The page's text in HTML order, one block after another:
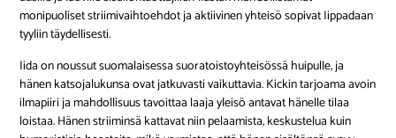
monipuoliset striimivaihtoehdot ja aktiivinen yhteisö sopivat Iippadaan
tyyliin täydellisesti.
Iida on noussut suomalaisessa suoratoistoyhteisössä huipulle, ja
hänen katsojalukunsa ovat jatkuvasti vaikuttavia. Kickin tarjoama avoin
ilmapiiri ja mahdollisuus tavoittaa laaja yleisö antavat hänelle tilaa
loistaa. Hänen striiminsä kattavat niin pelaamista, keskustelua kuin